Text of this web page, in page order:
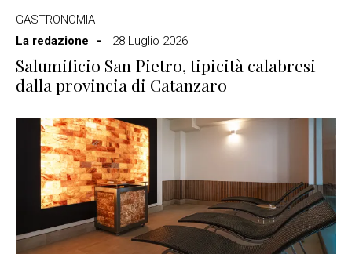
GASTRONOMIA
La redazione
28 Luglio 2026
Salumificio San Pietro, tipicità calabresi
dalla provincia di Catanzaro